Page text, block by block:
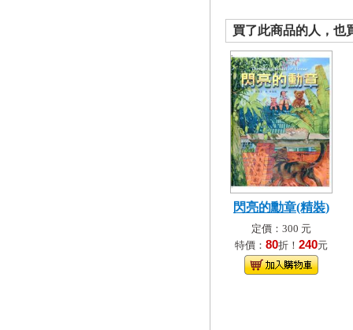
買了此商品的人，也
閃亮的勳章(精裝)
定價：300 元
特價： 80折！ 240元